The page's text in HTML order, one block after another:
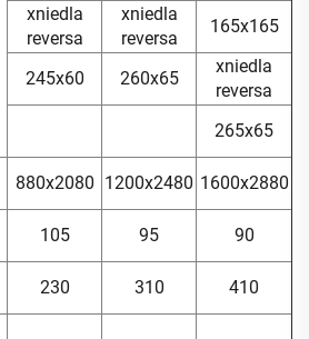
xniedla
reversa
xniedla
reversa
165x165
245x60 260x65
xniedla
reversa
265x65
880x2080 1200x2480 1600x2880
105 95
90
230 310
410